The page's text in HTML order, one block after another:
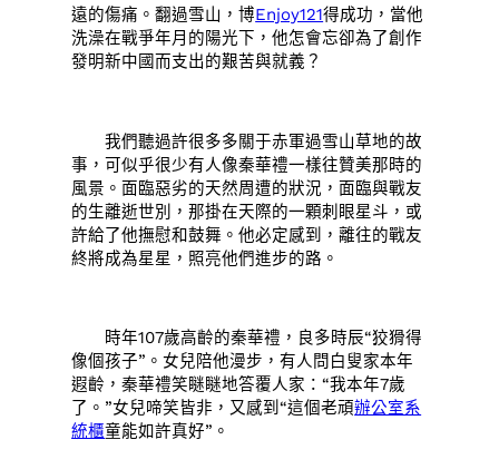
遠的傷痛。翻過雪山，博Enjoy121得成功，當他
洗澡在戰爭年月的陽光下，他怎會忘卻為了創作
發明新中國而支出的艱苦與就義？
我們聽過許很多多關于赤軍過雪山草地的故
事，可似乎很少有人像秦華禮一樣往贊美那時的
風景。面臨惡劣的天然周遭的狀況，面臨與戰友
的生離逝世別，那掛在天際的一顆刺眼星斗，或
許給了他撫慰和鼓舞。他必定感到，離往的戰友
終將成為星星，照亮他們進步的路。
時年107歲高齡的秦華禮，良多時辰“狡猾得
像個孩子”。女兒陪他漫步，有人問白叟家本年
遐齡，秦華禮笑瞇瞇地答覆人家：“我本年7歲
了。”女兒啼笑皆非，又感到“這個老頑辦公室系
統櫃童能如許真好”。